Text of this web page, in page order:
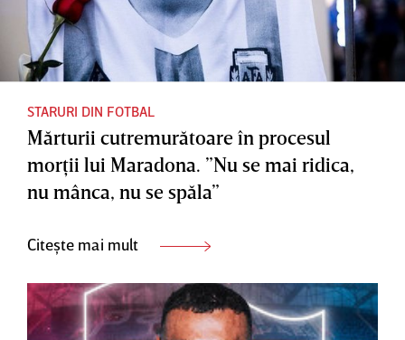
STARURI DIN FOTBAL
Mărturii cutremurătoare în procesul
morţii lui Maradona. ”Nu se mai ridica,
nu mânca, nu se spăla”
Citește mai mult